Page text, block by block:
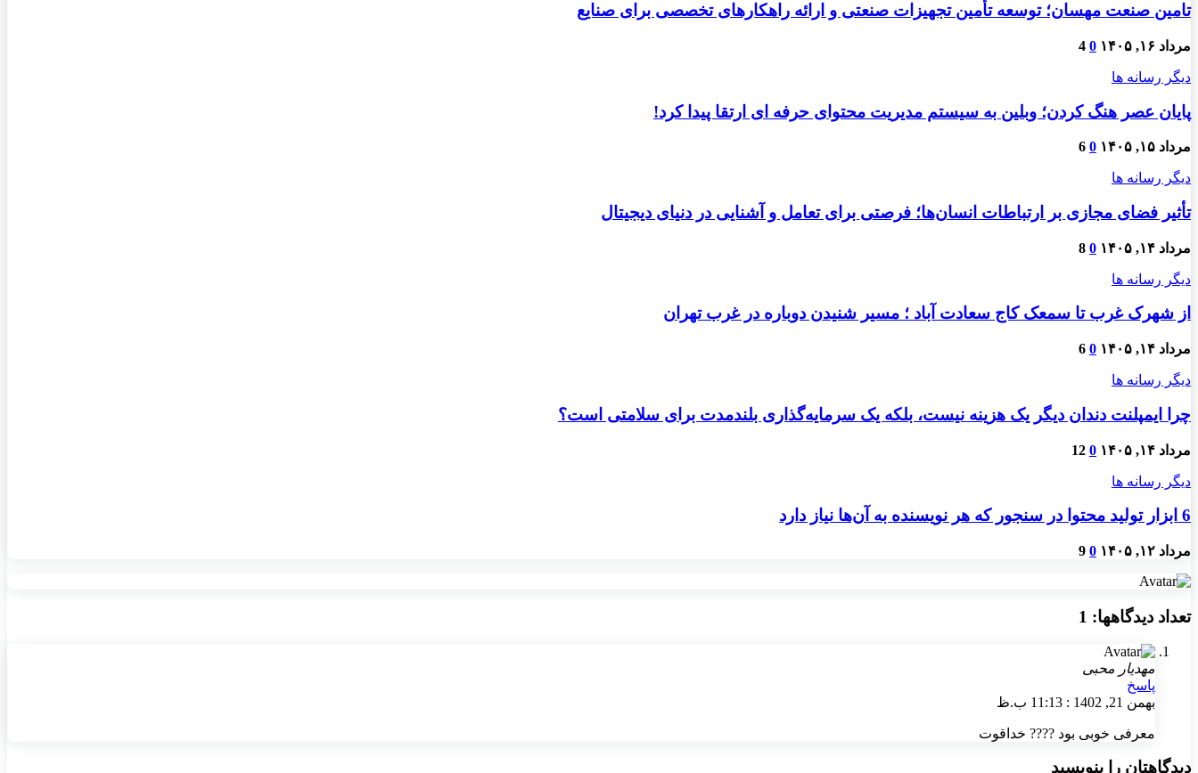
تامین صنعت مهسان؛ توسعه تأمین تجهیزات صنعتی و ارائه راهکارهای تخصصی برای صنایع
مرداد ۱۶, ۱۴۰۵ 0
4
دیگر رسانه ها
پایان عصر هنگ کردن؛ وبلین به سیستم مدیریت محتوای حرفه ای ارتقا پیدا کرد!
مرداد ۱۵, ۱۴۰۵ 0
6
دیگر رسانه ها
تأثیر فضای مجازی بر ارتباطات انسان‌ها؛ فرصتی برای تعامل و آشنایی در دنیای دیجیتال
مرداد ۱۴, ۱۴۰۵ 0
8
دیگر رسانه ها
از شهرک غرب تا سمعک کاج سعادت آباد ؛ مسیر شنیدن دوباره در غرب تهران
مرداد ۱۴, ۱۴۰۵ 0
6
دیگر رسانه ها
چرا ایمپلنت دندان دیگر یک هزینه نیست، بلکه یک سرمایه‌گذاری بلندمدت برای سلامتی است؟
مرداد ۱۴, ۱۴۰۵ 0
12
دیگر رسانه ها
6 ابزار تولید محتوا در سنجور که هر نویسنده به آن‌ها نیاز دارد
مرداد ۱۲, ۱۴۰۵ 0
9
تعداد دیدگاهها: 1
مهدیار محبی
پاسخ
بهمن 21, 1402 : 11:13 ب.ظ
معرفی خوبی بود ???? خداقوت
دیدگاهتان را بنویسید